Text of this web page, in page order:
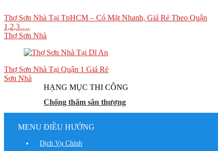
Thợ Sơn Nhà Tại TpHCM – Có Mặt Nhanh, Giá Rẻ Theo Quận
1,2,3….
Thợ Sơn Nhà
Thợ Sơn Nhà Tại Quận 1 Giá Rẻ
Sơn Nhà
HẠNG MỤC THI CÔNG
Chống thấm sân thượng
MENU ĐIỀU HƯỚNG
Dịch Vụ Chính